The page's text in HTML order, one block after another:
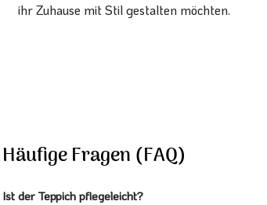
ihr Zuhause mit Stil gestalten möchten.
Häufige Fragen (FAQ)
Ist der Teppich pflegeleicht?